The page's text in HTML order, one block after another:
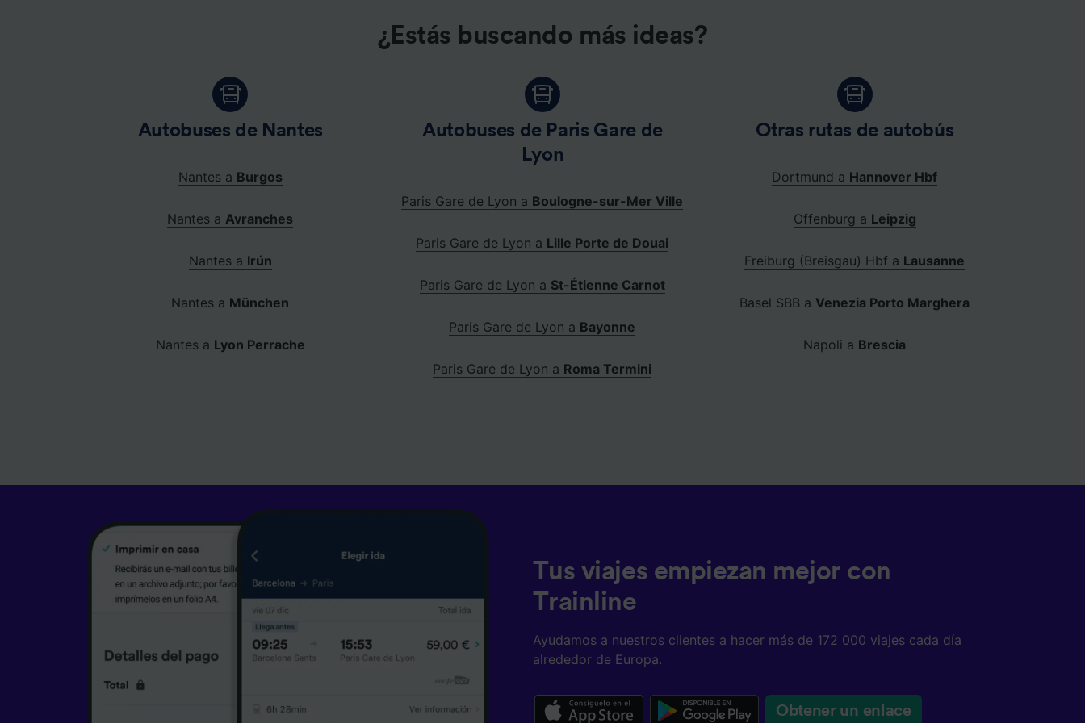
¿Estás buscando más ideas?
Autobuses de Nantes
Nantes a Burgos
Nantes aAvranches
Nantes a Irún
Nantes a München
Nantes a Lyon Perrache
Autobuses de Paris Gare de
Lyon
Paris Gare de Lyon a Boulogne-sur-Mer Ville
Paris Gare de Lyon a Lille Porte de Douai
Paris Gare de Lyon a St-Étienne Carnot
Paris Gare de Lyon a Bayonne
Paris Gare de Lyon a Roma Termini
Otras rutas de autobús
Dortmund a Hannover Hbf
Offenburg a Leipzig
Freiburg (Breisgau) Hbf a Lausanne
Basel SBB a Venezia Porto Marghera
Napoli a Brescia
Tus viajes empiezan mejor con
Trainline
Ayudamos a nuestros clientes a hacer más de 172 000 viajes cada día
alrededor de Europa.
Obtener un enlace